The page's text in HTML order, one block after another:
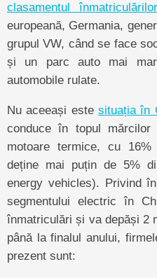
clasamentul înmatriculărilor
europeană, Germania,
grupul VW, când se face
și un parc auto mai
automobile rulate.
Nu aceeași este situația în
conduce în topul
motoare termice, cu 16%
deține mai puțin de 5%
energy vehicles). Privind
segmentului electric în
înmatriculări și va depăși 2
până la finalul anului,
prezent sunt: